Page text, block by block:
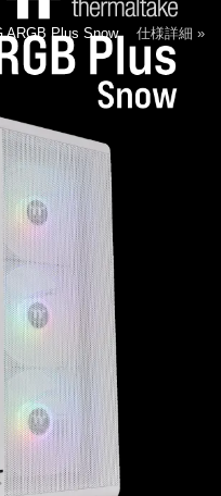
ARGB Plus Snow 仕様詳細 »